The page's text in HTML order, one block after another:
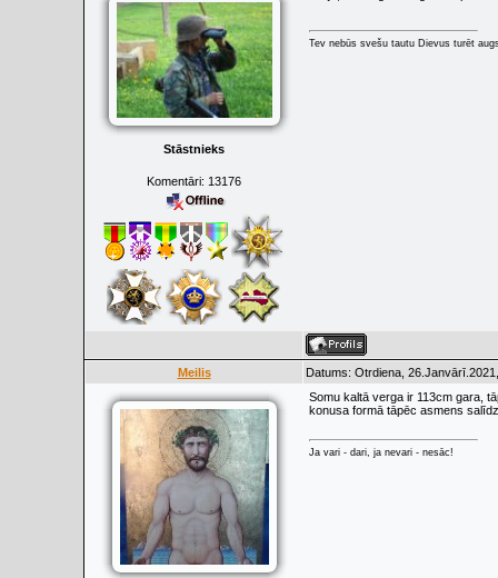
Stāstnieks
Komentāri: 13176
Tev nebūs svešu tautu Dievus turēt
Meilis Datums: Otrdiena,
Somu kaltā verga ir 113cm gara,
konusa formā tāpēc asmens
Ja vari - dari, ja nevari - nesāc!